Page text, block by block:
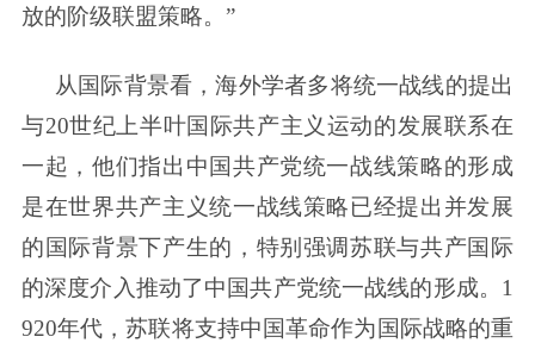
放的阶级联盟策略。”
从国际背景看，海外学者多将统一战线的提出
与20世纪上半叶国际共产主义运动的发展联系在
一起，他们指出中国共产党统一战线策略的形成
是在世界共产主义统一战线策略已经提出并发展
的国际背景下产生的，特别强调苏联与共产国际
的深度介入推动了中国共产党统一战线的形成。1
920年代，苏联将支持中国革命作为国际战略的重